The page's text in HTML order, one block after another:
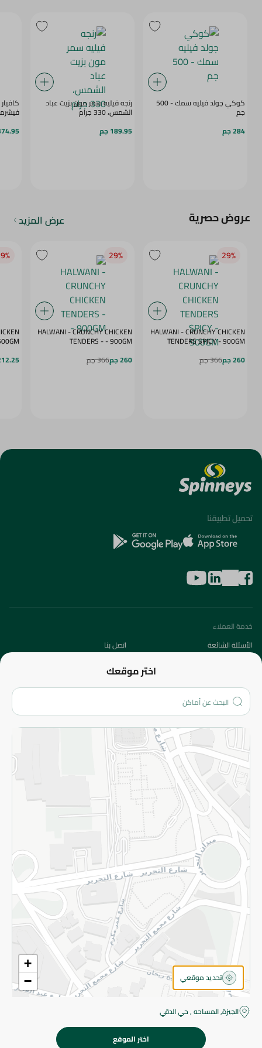
كوكي جولد فيليه سمك - 500
جم
284 جم
رنجه فيليه سمر مون بزيت عباد
الشمس، 330 جرام
189.95 جم
374.95
عروض حصرية عرض المزيد
29‎%‎
HALWANI - CRUNCHY CHICKEN
TENDERS SPICY - 900GM
260 جم
366 جم
29‎%‎
HALWANI - CRUNCHY CHICKEN
TENDERS - - 900GM
260 جم
366 جم
- 500GM
212.25
اختر موقعك
+
−
تحديد موقعي
الجيزة, المساحه , حي الدقي
اختر الموقع
تحميل تطبيقنا
خدمة العملاء
الأسئلة الشائعة
اتصل بنا
من نحن؟
الفروع
المزيد
الاسترجاع
سياسة الاستخدام
سياسة الخصوصية
قم بالتسجيل للنشرة
©2026 - Spinneys | جميع الحقوق محفوظة